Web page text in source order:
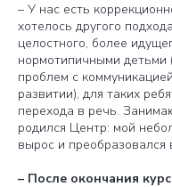
– У нас есть
хотелось другого
целостного, более
нормотипичными детьми
проблем с
развитии), для таких
перехода в речь.
родился Центр: мой
вырос и
– После окончания